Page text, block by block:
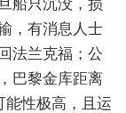
船只沉没，损
，有消息人士
法兰克福；公
巴黎金库距离
能性极高，且运